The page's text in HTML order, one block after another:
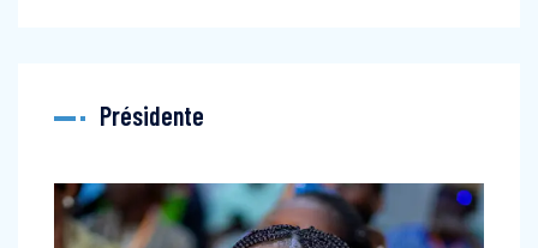
Présidente